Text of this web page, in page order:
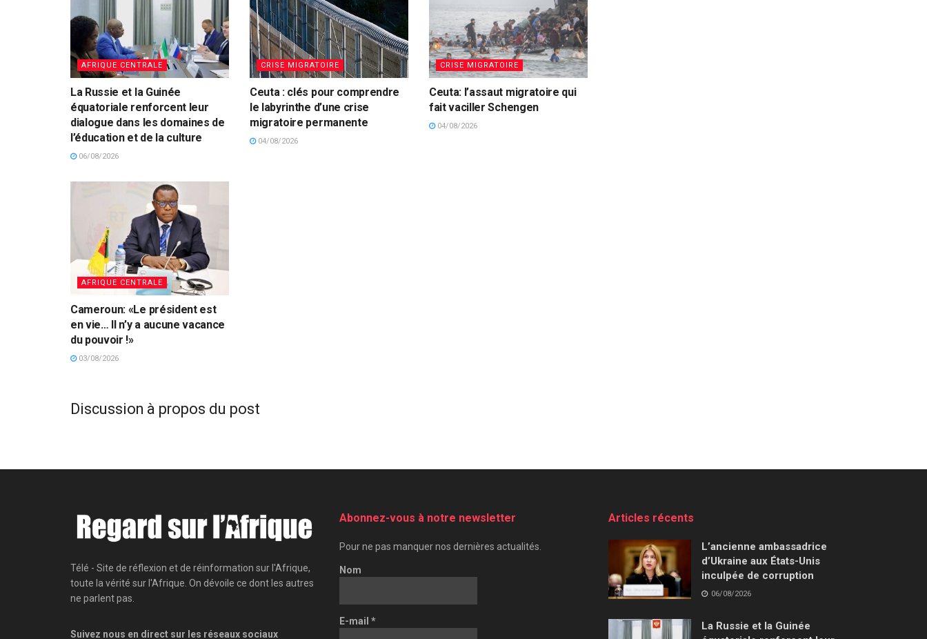
AFRIQUE CENTRALE
La Russie et la Guinée
équatoriale renforcent leur
dialogue dans les domaines de
l’éducation et de la culture
06/08/2026
CRISE MIGRATOIRE
Ceuta : clés pour comprendre
le labyrinthe d’une crise
migratoire permanente
04/08/2026
CRISE MIGRATOIRE
Ceuta: l’assaut migratoire qui
fait vaciller Schengen
04/08/2026
AFRIQUE CENTRALE
Cameroun: «Le président est
en vie… Il n’y a aucune vacance
du pouvoir !»
03/08/2026
Discussion à propos du post
Télé - Site de réflexion et de réinformation sur l'Afrique,
toute la vérité sur l'Afrique. On dévoile ce dont les autres
ne parlent pas.
Suivez nous en direct sur les réseaux sociaux
Abonnez-vous à notre newsletter
Pour ne pas manquer nos dernières actualités.
Nom
E-mail *
Articles récents
L’ancienne ambassadrice
d’Ukraine aux États-Unis
inculpée de corruption
06/08/2026
La Russie et la Guinée